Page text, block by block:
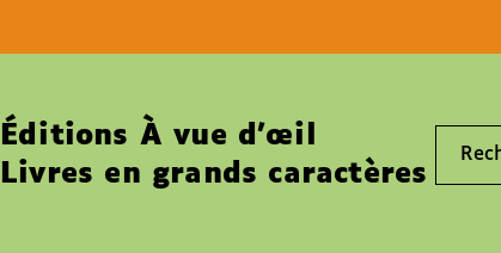
Éditions À vue d’œil
Livres en grands caractères livre,